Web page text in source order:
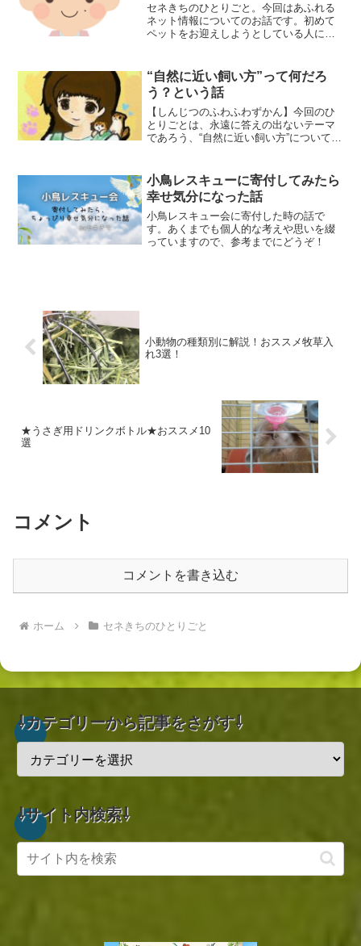
セネきちのひとりごと。今回はあふれる
ネット情報についてのお話です。初めて
ペットをお迎えしようとしている人には
“自然に近い飼い方”って何だろ
う？という話
【しんじつのふわふわずかん】今回のひ
とりごとは、永遠に答えの出ないテーマ
であろう、“自然に近い飼い方”についての
全く関係のない話なので、参考にはなさ
らないようお願いします。
小鳥レスキューに寄付してみたら
幸せ気分になった話
小鳥レスキュー会に寄付した時の話で
す。あくまでも個人的な考えや思いを綴
っていますので、参考までにどうぞ！
小動物の種類別に解説！おススメ牧草入
れ3選！
★うさぎ用ドリンクボトル★おススメ10
選
コメント
コメントを書き込む
ホーム セネきちのひとりごと
⇩カテゴリーから記事をさがす⇩
⇩サイト内検索⇩